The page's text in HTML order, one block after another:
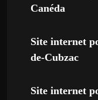
Canéda
Site internet
de-Cubzac
Site internet